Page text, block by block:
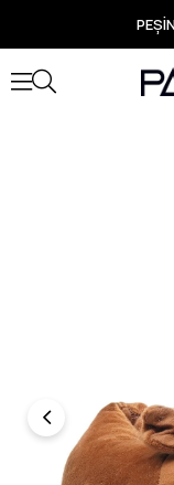
TÜM
Yeni